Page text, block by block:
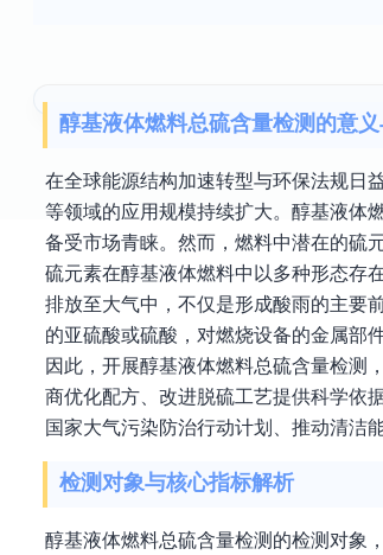
醇基液体燃料总硫含量检测的意
在全球能源结构加速转型与环保法规日
等领域的应用规模持续扩大。醇基液体
备受市场青睐。然而，燃料中潜在的硫
硫元素在醇基液体燃料中以多种形态存
排放至大气中，不仅是形成酸雨的主要
的亚硫酸或硫酸，对燃烧设备的金属部
因此，开展醇基液体燃料总硫含量检测
商优化配方、改进脱硫工艺提供科学依
国家大气污染防治行动计划、推动清洁
检测对象与核心指标解析
醇基液体燃料总硫含量检测的检测对象